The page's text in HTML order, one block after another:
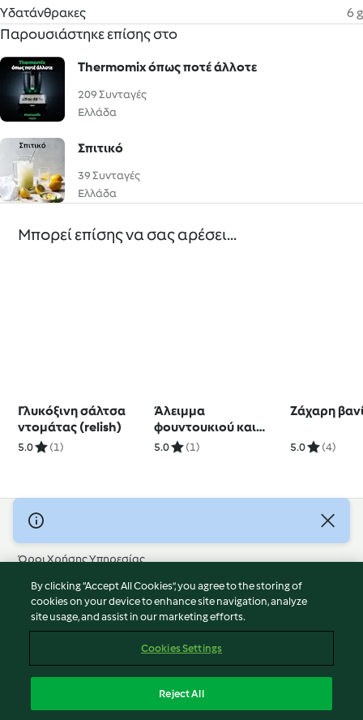
Υδατάνθρακες
6 g
Παρουσιάστηκε επίσης στο
Thermomix όπως ποτέ άλλοτε
209 Συνταγές
Ελλάδα
Σπιτικό
39 Συνταγές
Ελλάδα
Μπορεί επίσης να σας αρέσει...
Γλυκόξινη σάλτσα
ντομάτας (relish)
5.0 (1)
Άλειμμα
φουντουκιού και
μαύρης σοκολάτας
5.0 (1)
Ζάχαρη
5.0 (4)
© Πνευματικά Δικαιώματα 2026
Όροι Χρήσης Υπηρεσίας
Πολιτική Απορρήτου
Δήλωση Αποποίησης Ευθύνης
Διαχειριστής ιστοσελίδας
Περιεχόμενο αναφοράς
Δήλωση προσβασιμότητας
By clicking “Accept All Cookies”, you agree to the storing of
cookies on your device to enhance site navigation, analyze
site usage, and assist in our marketing efforts.
Cookies Settings
Reject All